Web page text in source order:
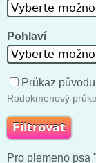
Vyberte
Pohlaví
Vyberte
Průkaz původu
Rodokmenový
Pro plemeno psa